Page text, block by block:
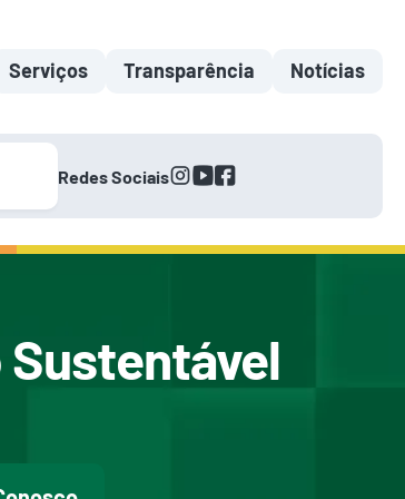
Serviços Transparência Notícias
Redes Sociaisinstagram
youtube
facebook